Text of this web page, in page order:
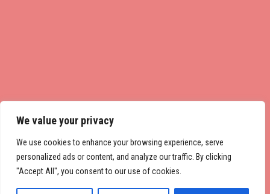
We value your privacy
We use cookies to enhance your browsing experience, serve
personalized ads or content, and analyze our traffic. By clicking
"Accept All", you consent to our use of cookies.